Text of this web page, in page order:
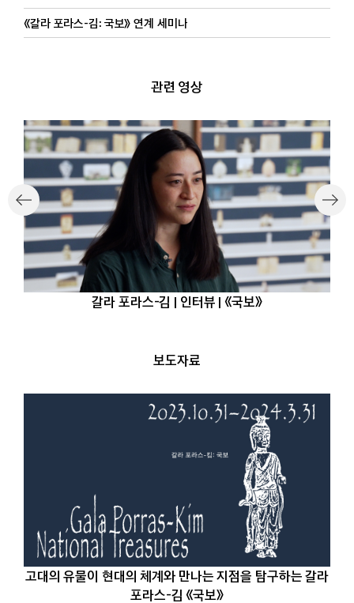
《갈라 포라스-김: 국보》 연계 세미나
관련 영상
갈라 포라스-김 | 인터뷰 | 《국보》
보도자료
고대의 유물이 현대의 체계와 만나는 지점을 탐구하는 갈라
포라스-김 《국보》